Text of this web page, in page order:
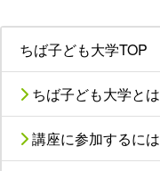
ちば子ども大学TOP
ちば子ども大学とは
講座に参加するには